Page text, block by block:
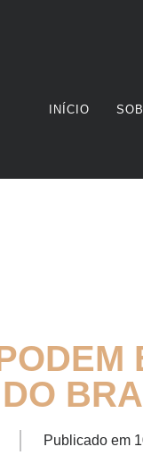
INÍCIO
Publicado em